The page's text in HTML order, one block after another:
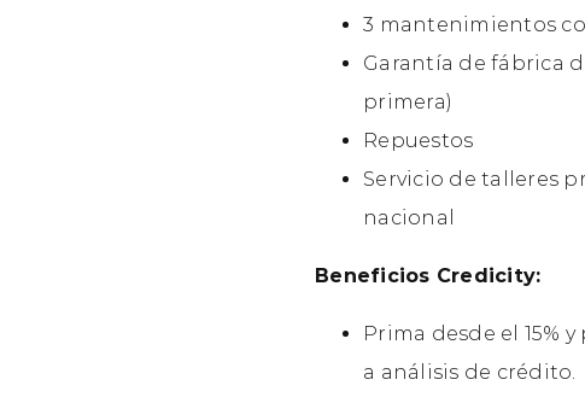
3 mantenimientos
Garantía de fábrica
primera)
Repuestos
Servicio de talleres
nacional
Beneficios Credicity:
Prima desde el 15%
a análisis de crédito.